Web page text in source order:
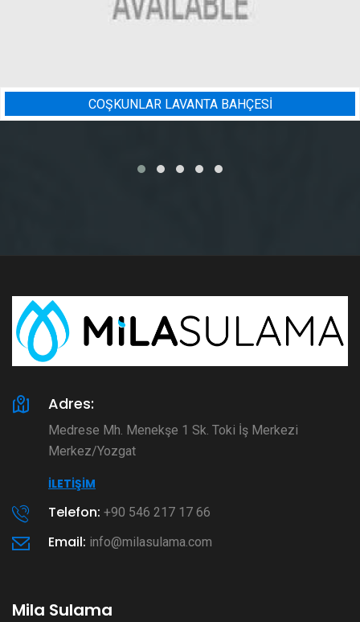
BADEM BAHÇESI
Adres:
Medrese Mh. Menekşe 1 Sk. Toki İş Merkezi
Merkez/Yozgat
İLETIŞIM
Telefon: +90 546 217 17 66
Email: info@milasulama.com
Mila Sulama